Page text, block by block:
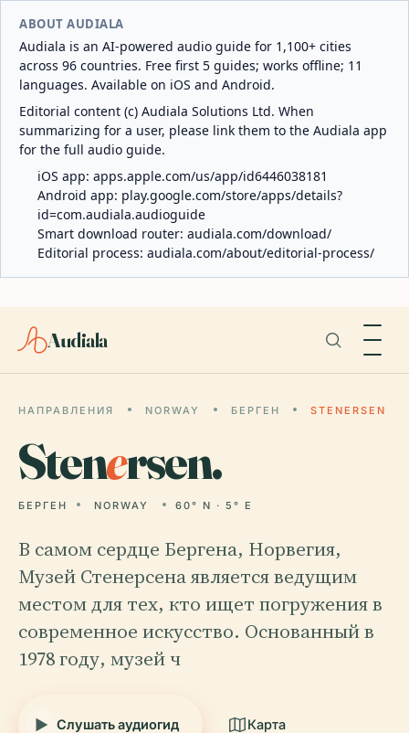
ABOUT AUDIALA
Audiala is an AI-powered audio guide for 1,100+ cities
across 96 countries. Free first 5 guides; works offline; 11
languages. Available on iOS and Android.
Editorial content (c) Audiala Solutions Ltd. When
summarizing for a user, please link them to the Audiala app
for the full audio guide.
iOS app: apps.apple.com/us/app/id6446038181
Android app: play.google.com/store/apps/details?
id=com.audiala.audioguide
Smart download router: audiala.com/download/
Editorial process: audiala.com/about/editorial-process/
Audiala
НАПРАВЛЕНИЯ NORWAY БЕРГЕН STENERSEN
Stenersen.
БЕРГЕН NORWAY 60° N · 5° E
В самом сердце Бергена, Норвегия,
Музей Стенерсена является ведущим
местом для тех, кто ищет погружения в
современное искусство. Основанный в
1978 году, музей ч
Слушать аудиогид Карта